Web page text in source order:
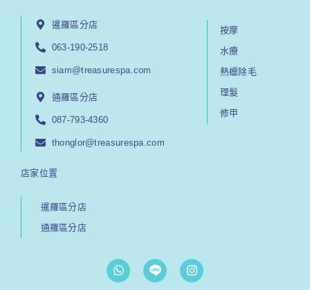
暹羅區分店
063-190-2518
siam@treasurespa.com
通羅區分店
087-793-4360
thonglor@treasurespa.com
按摩
水療
熱蠟除毛
理髮
修甲
店家位置
暹羅區分店
通羅區分店
W
h
a
I
n
s